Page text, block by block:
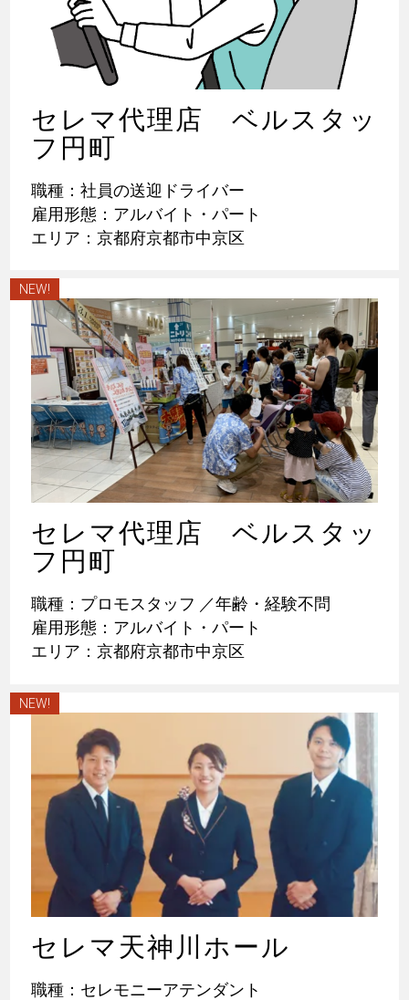
セレマ代理店 ベルスタッ
フ円町
職種：社員の送迎ドライバー
雇用形態：アルバイト・パート
エリア：京都府京都市中京区
NEW!
セレマ代理店 ベルスタッ
フ円町
職種：プロモスタッフ ／年齢・経験不問
雇用形態：アルバイト・パート
エリア：京都府京都市中京区
NEW!
セレマ天神川ホール
職種：セレモニーアテンダント